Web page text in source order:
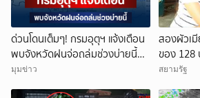
ด่วนโดนเต็มๆ! กรมอุตุฯ แจ้งเตือน
พบจังหวัดฝนจ่อถล่มช่วงบ่ายนี้
คาดนานกว่า 1 ชม.
มุมข่าว
สองผัวเ
ของ 128
1,000 บา
สยามรัฐ